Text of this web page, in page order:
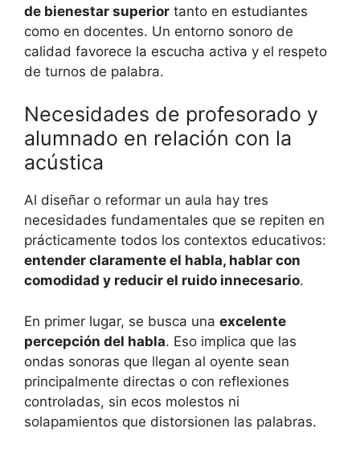
de bienestar superior tanto en estudiantes
como en docentes. Un entorno sonoro de
calidad favorece la escucha activa y el respeto
de turnos de palabra.
Necesidades de profesorado y
alumnado en relación con la
acústica
Al diseñar o reformar un aula hay tres
necesidades fundamentales que se repiten en
prácticamente todos los contextos educativos:
entender claramente el habla, hablar con
comodidad y reducir el ruido innecesario.
En primer lugar, se busca una excelente
percepción del habla. Eso implica que las
ondas sonoras que llegan al oyente sean
principalmente directas o con reflexiones
controladas, sin ecos molestos ni
solapamientos que distorsionen las palabras.